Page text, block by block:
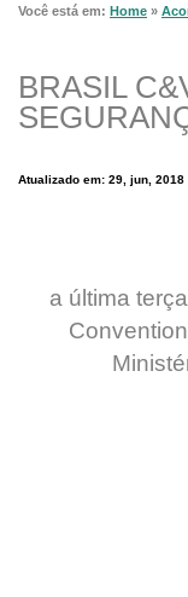
Você está em: Home »
BRASIL
Atualizado em: 29, jun, 2018
a última